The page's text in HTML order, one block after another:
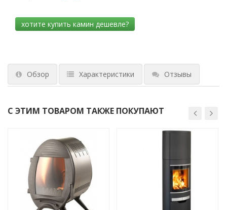
Обзор Характеристики Отзывы
С ЭТИМ ТОВАРОМ ТАКЖЕ ПОКУПАЮТ